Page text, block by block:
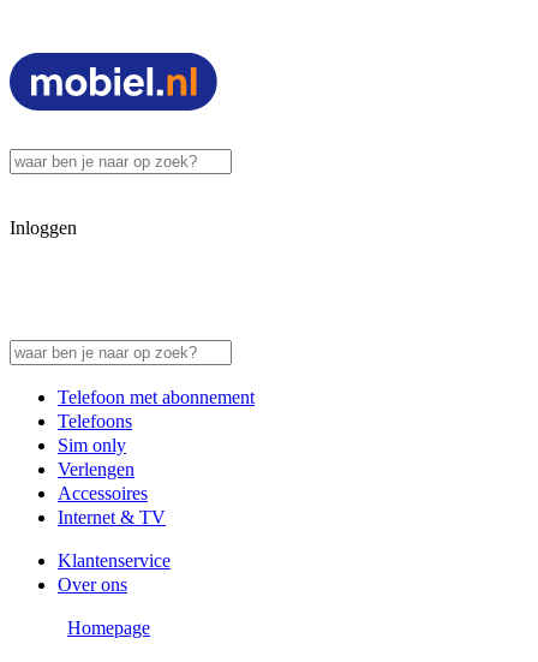
Inloggen
Telefoon met abonnement
Telefoons
Sim only
Verlengen
Accessoires
Internet & TV
Klantenservice
Over ons
Homepage